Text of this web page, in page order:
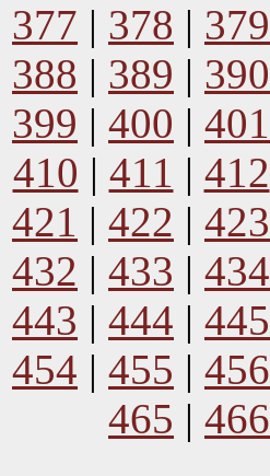
377 | 378 | 379
388 | 389 | 390
399 | 400 | 401
410 | 411 | 412
421 | 422 | 423
432 | 433 | 434
443 | 444 | 445
454 | 455 | 456
465 | 466